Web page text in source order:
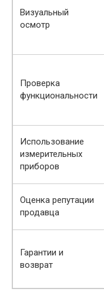
Визуальный
осмотр
Проверка
функциональности
Использование
измерительных
приборов
Оценка репутации
продавца
Гарантии и
возврат